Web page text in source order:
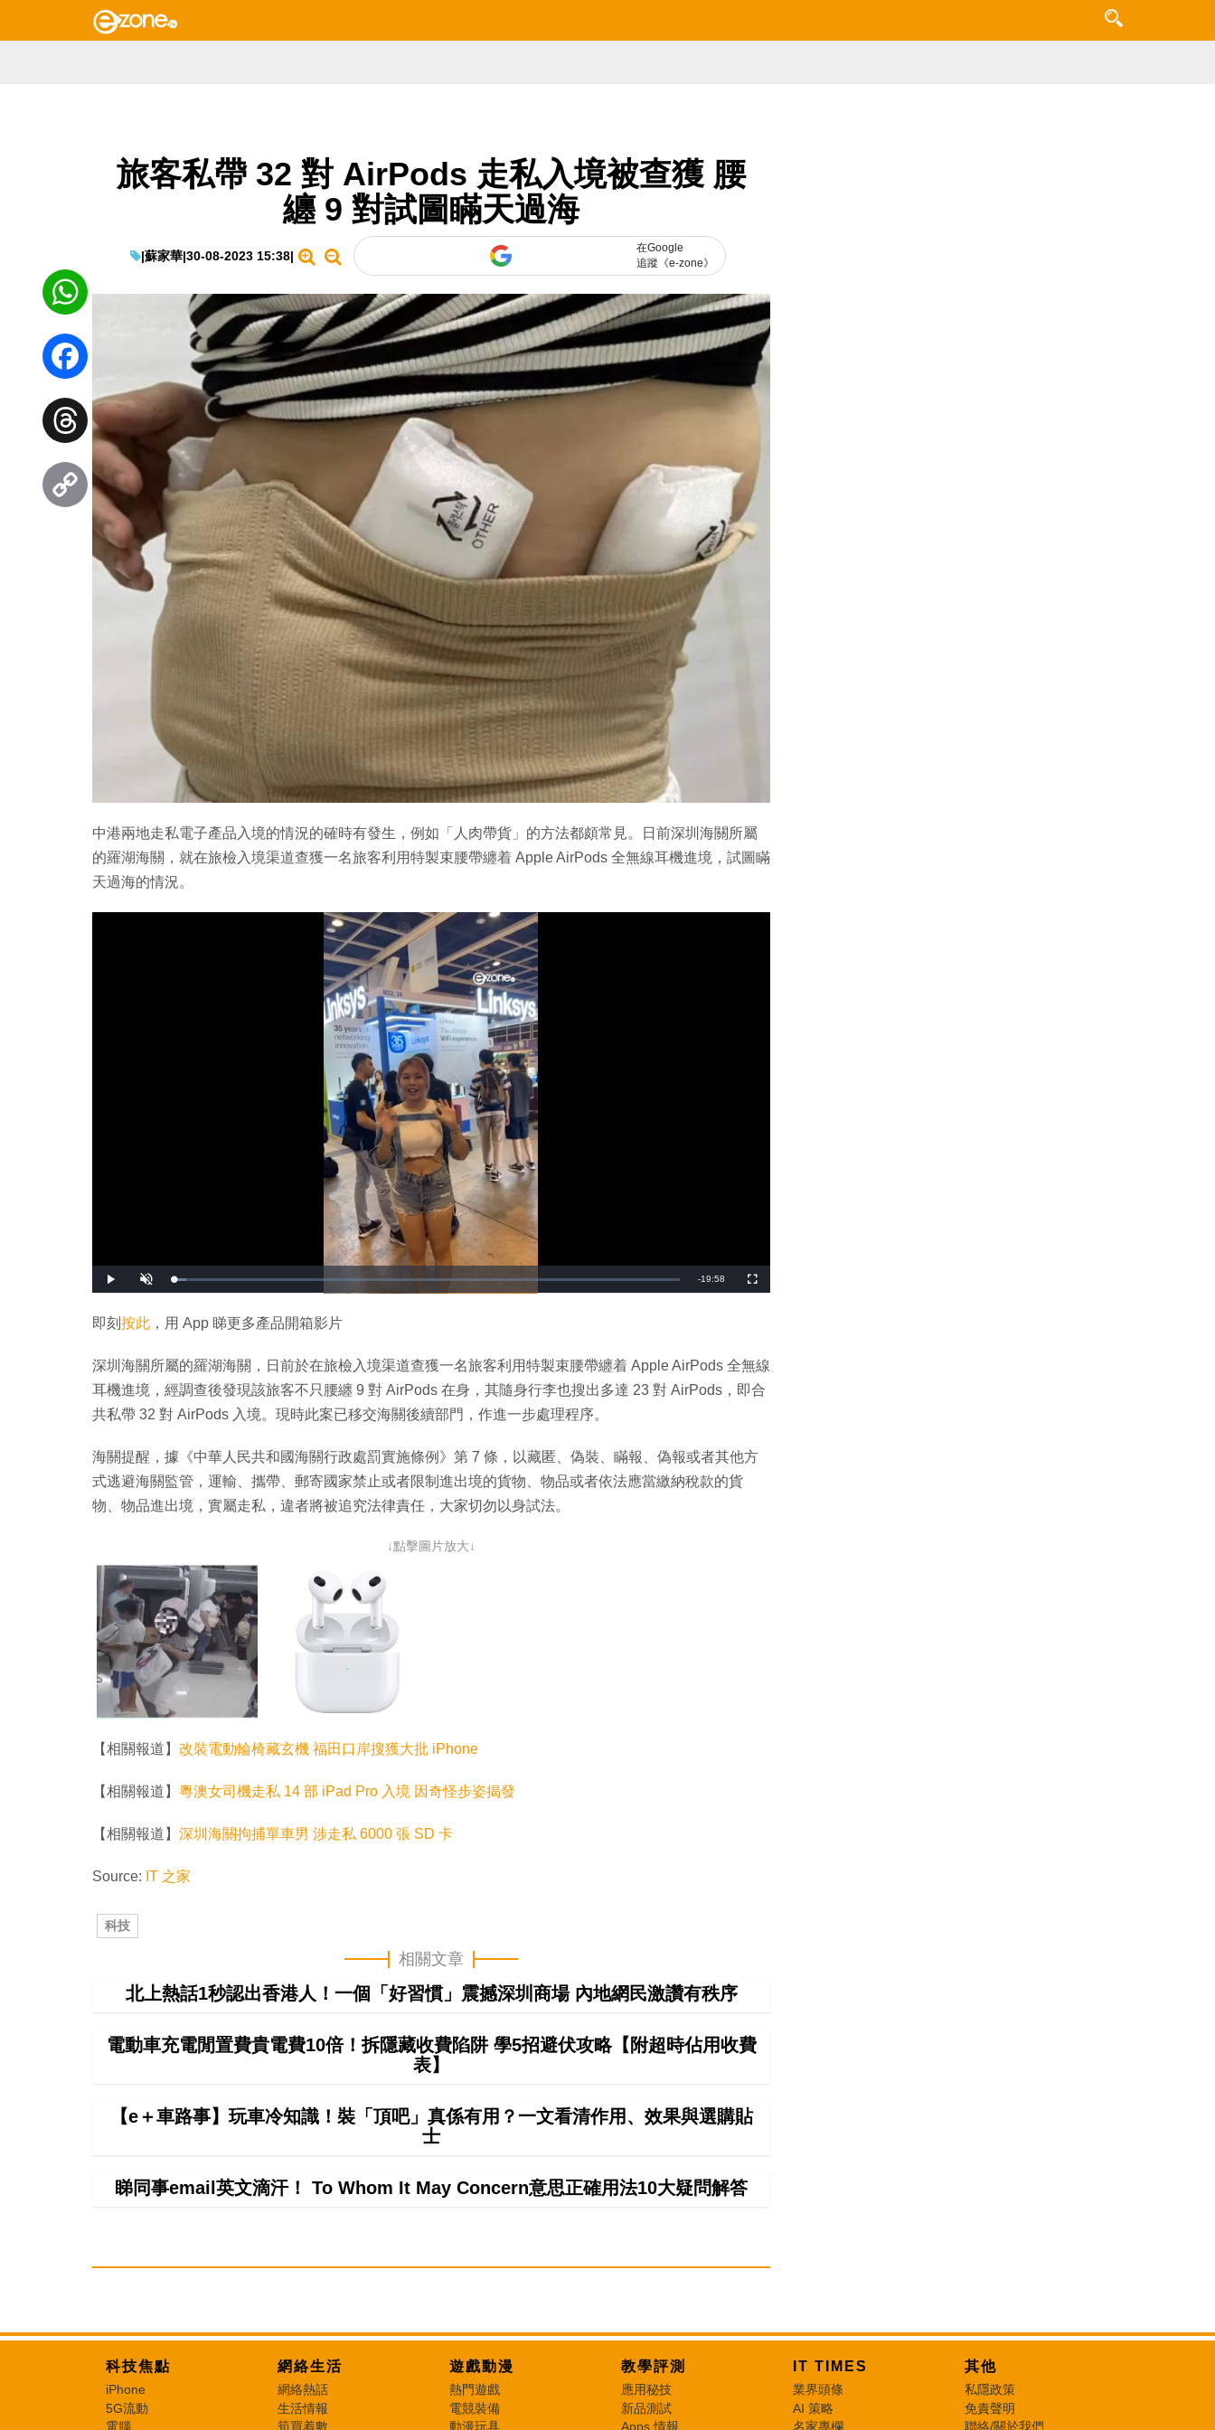
旅客私帶 32 對 AirPods 走私入境被查獲 腰
纏 9 對試圖瞞天過海
|蘇家華|30-08-2023 15:38|
在Google
追蹤《e-zone》
中港兩地走私電子產品入境的情況的確時有發生，例如「人肉帶貨」的方法都頗常見。日前深圳海關所屬
的羅湖海關，就在旅檢入境渠道查獲一名旅客利用特製束腰帶纏着 Apple AirPods 全無線耳機進境，試圖瞞
天過海的情況。
播
放
開
啟
載
入
2
%
剩
間
-19:58
全
螢
即刻 按此 ，用 App 睇更多產品開箱影片
深圳海關所屬的羅湖海關，日前於在旅檢入境渠道查獲一名旅客利用特製束腰帶纏着 Apple AirPods 全無線
耳機進境，經調查後發現該旅客不只腰纏 9 對 AirPods 在身，其隨身行李也搜出多達 23 對 AirPods，即合
共私帶 32 對 AirPods 入境。現時此案已移交海關後續部門，作進一步處理程序。
海關提醒，據《中華人民共和國海關行政處罰實施條例》第 7 條，以藏匿、偽裝、瞞報、偽報或者其他方
式逃避海關監管，運輸、攜帶、郵寄國家禁止或者限制進出境的貨物、物品或者依法應當繳納稅款的貨
物、物品進出境，實屬走私，違者將被追究法律責任，大家切勿以身試法。
↓點擊圖片放大↓
【相關報道】 改裝電動輪椅藏玄機 福田口岸搜獲大批 iPhone
【相關報道】 粵澳女司機走私 14 部 iPad Pro 入境 因奇怪步姿揭發
【相關報道】 深圳海關拘捕單車男 涉走私 6000 張 SD 卡
Source: IT 之家
科技
相關文章
北上熱話1秒認出香港人！一個「好習慣」震撼深圳商場 內地網民激讚有秩序
電動車充電閒置費貴電費10倍！拆隱藏收費陷阱 學5招避伏攻略【附超時佔用收費
表】
【e＋車路事】玩車冷知識！裝「頂吧」真係有用？一文看清作用、效果與選購貼
士
睇同事email英文滴汗！ To Whom It May Concern意思正確用法10大疑問解答
WhatsApp
Facebook
Threads
Copy
Link
科技焦點
iPhone
5G流動
電腦
網絡生活
網絡熱話
生活情報
筍買着數
遊戲動漫
熱門遊戲
電競裝備
動漫玩具
教學評測
應用秘技
新品測試
Apps 情報
IT TIMES
業界頭條
AI 策略
名家專欄
其他
私隱政策
免責聲明
聯絡/關於我們